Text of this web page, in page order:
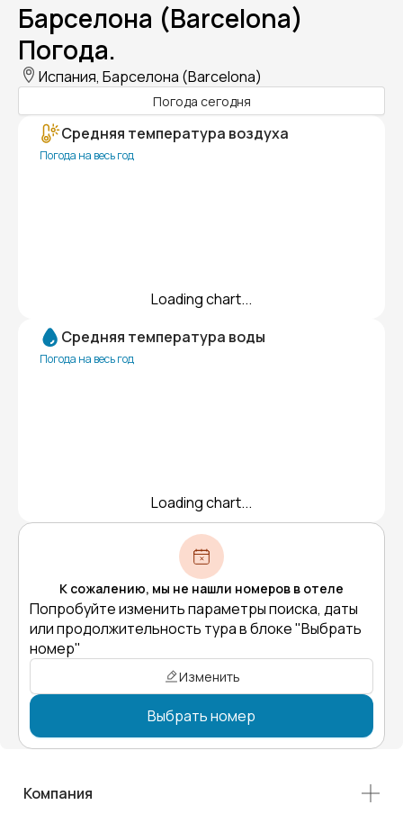
Барселона (Barcelona)
Погода.
Испания, Барселона (Barcelona)
Погода сегодня
Средняя температура воздуха
Погода на весь год
Loading chart...
Средняя температура воды
Погода на весь год
Loading chart...
К сожалению, мы не нашли номеров в отеле
Попробуйте изменить параметры поиска, даты
или продолжительность тура в блоке "Выбрать
номер"
Изменить
Выбрать номер
Компания